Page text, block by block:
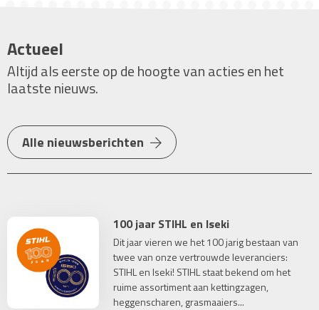
Actueel
Altijd als eerste op de hoogte van acties en het
laatste nieuws.
Alle nieuwsberichten
100 jaar STIHL en Iseki
Dit jaar vieren we het 100 jarig bestaan van
twee van onze vertrouwde leveranciers:
STIHL en Iseki! STIHL staat bekend om het
ruime assortiment aan kettingzagen,
heggenscharen, grasmaaiers...